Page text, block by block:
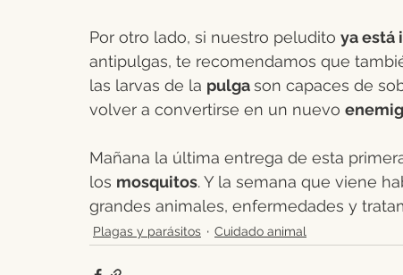
Por otro lado, si nuestro peludito ya está
antipulgas, te recomendamos que
las larvas de la pulga son capaces de
volver a convertirse en un nuevo
Mañana la última entrega de esta
los mosquitos. Y la semana que viene
grandes animales, enfermedades y
Plagas y parásitos Cuidado animal